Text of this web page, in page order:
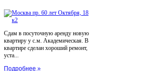
Сдам в посуточную аренду новую
квартиру у с.м. Академическая. В
квартире сделан хороший ремонт,
уста...
Подробнее »